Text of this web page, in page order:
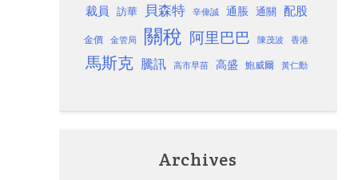
裁員 訪華 貝森特 辛偉誠 通脹 通關 配股
金價 金管局 關稅 阿里巴巴 陳茂波 香港
馬斯克 騰訊 高市早苗 高盛 鮑威爾 黃仁勳
Archives